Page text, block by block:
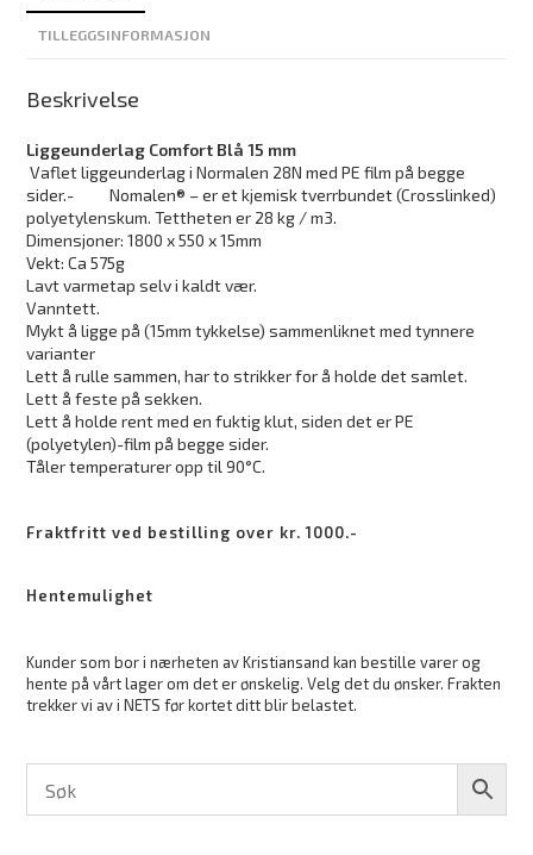
TILLEGGSINFORMASJON
Beskrivelse
Liggeunderlag Comfort Blå 15 mm
Vaflet liggeunderlag i Normalen 28N med PE film på begge
sider.- Nomalen® – er et kjemisk tverrbundet (Crosslinked)
polyetylenskum. Tettheten er 28 kg / m3.
Dimensjoner: 1800 x 550 x 15mm
Vekt: Ca 575g
Lavt varmetap selv i kaldt vær.
Vanntett.
Mykt å ligge på (15mm tykkelse) sammenliknet med tynnere
varianter
Lett å rulle sammen, har to strikker for å holde det samlet.
Lett å feste på sekken.
Lett å holde rent med en fuktig klut, siden det er PE
(polyetylen)-film på begge sider.
Tåler temperaturer opp til 90°C.
Fraktfritt ved bestilling over kr. 1000.-
Hentemulighet
Kunder som bor i nærheten av Kristiansand kan bestille varer og
hente på vårt lager om det er ønskelig. Velg det du ønsker. Frakten
trekker vi av i NETS før kortet ditt blir belastet.